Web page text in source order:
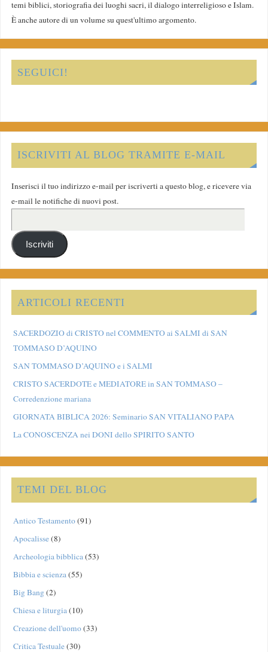
temi biblici, storiografia dei luoghi sacri, il dialogo interreligioso e Islam.
È anche autore di un volume su quest'ultimo argomento.
SEGUICI!
ISCRIVITI AL BLOG TRAMITE E-MAIL
Inserisci il tuo indirizzo e-mail per iscriverti a questo blog, e ricevere via
e-mail le notifiche di nuovi post.
Iscriviti
ARTICOLI RECENTI
SACERDOZIO di CRISTO nel COMMENTO ai SALMI di SAN
TOMMASO D’AQUINO
SAN TOMMASO D’AQUINO e i SALMI
CRISTO SACERDOTE e MEDIATORE in SAN TOMMASO –
Corredenzione mariana
GIORNATA BIBLICA 2026: Seminario SAN VITALIANO PAPA
La CONOSCENZA nei DONI dello SPIRITO SANTO
TEMI DEL BLOG
Antico Testamento(91)
Apocalisse(8)
Archeologia bibblica(53)
Bibbia e scienza(55)
Big Bang(2)
Chiesa e liturgia(10)
Creazione dell'uomo(33)
Critica Testuale(30)